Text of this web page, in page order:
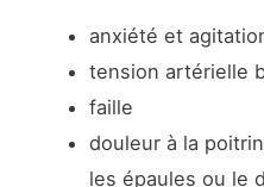
anxiété et
tension artérielle
faille
douleur à la
les épaules ou le